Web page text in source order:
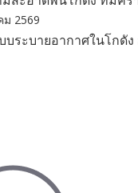
ม 2569
บระบายอากาศในโกดัง